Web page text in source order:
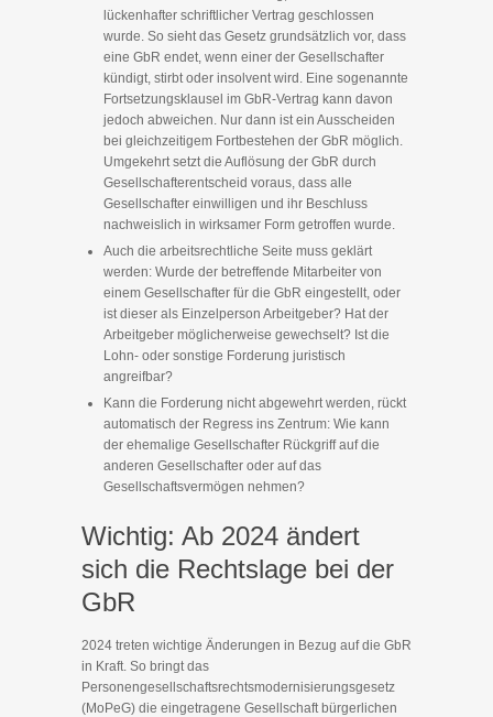
lückenhafter schriftlicher Vertrag geschlossen
wurde. So sieht das Gesetz grundsätzlich vor, dass
eine GbR endet, wenn einer der Gesellschafter
kündigt, stirbt oder insolvent wird. Eine sogenannte
Fortsetzungsklausel im GbR-Vertrag kann davon
jedoch abweichen. Nur dann ist ein Ausscheiden
bei gleichzeitigem Fortbestehen der GbR möglich.
Umgekehrt setzt die Auflösung der GbR durch
Gesellschafterentscheid voraus, dass alle
Gesellschafter einwilligen und ihr Beschluss
nachweislich in wirksamer Form getroffen wurde.
Auch die arbeitsrechtliche Seite muss geklärt
werden: Wurde der betreffende Mitarbeiter von
einem Gesellschafter für die GbR eingestellt, oder
ist dieser als Einzelperson Arbeitgeber? Hat der
Arbeitgeber möglicherweise gewechselt? Ist die
Lohn- oder sonstige Forderung juristisch
angreifbar?
Kann die Forderung nicht abgewehrt werden, rückt
automatisch der Regress ins Zentrum: Wie kann
der ehemalige Gesellschafter Rückgriff auf die
anderen Gesellschafter oder auf das
Gesellschaftsvermögen nehmen?
Wichtig: Ab 2024 ändert
sich die Rechtslage bei der
GbR
2024 treten wichtige Änderungen in Bezug auf die GbR
in Kraft. So bringt das
Personengesellschaftsrechtsmodernisierungsgesetz
(MoPeG) die eingetragene Gesellschaft bürgerlichen